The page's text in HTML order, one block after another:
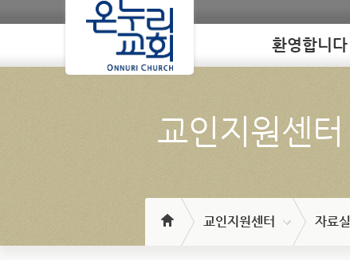
Loading 환영합니다
교인지원센터
교인지원센터 자료실